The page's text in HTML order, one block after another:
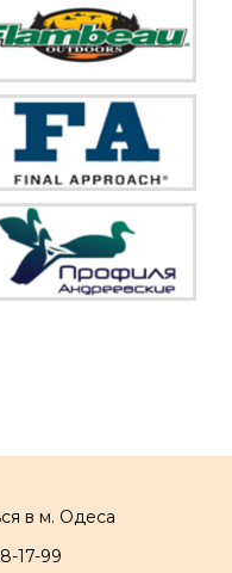
в м. Одеса
17-99